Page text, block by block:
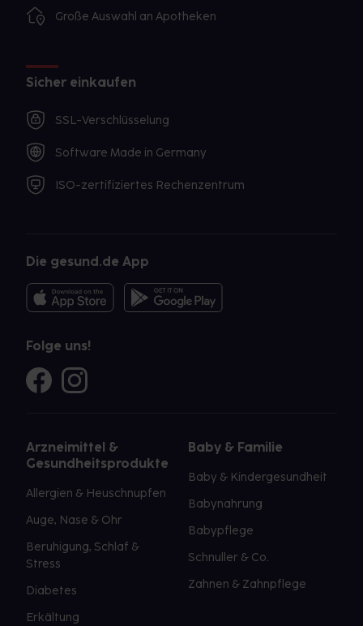
Große Auswahl an Apotheken
Sicher einkaufen
SSL-Verschlüsselung
Software Made in Germany
ISO-zertifiziertes Rechenzentrum
Die gesund.de App
Folge uns!
Arzneimittel &
Gesundheitsprodukte
Allergien & Heuschnupfen
Auge, Nase & Ohr
Beruhigung, Schlaf &
Stress
Diabetes
Erkältung
Baby & Familie
Baby & Kindergesundheit
Babynahrung
Babypflege
Schnuller & Co.
Zahnen & Zahnpflege